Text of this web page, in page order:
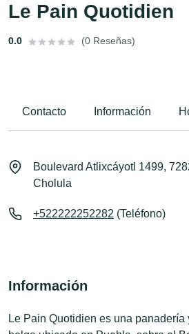
Le Pain Quotidien
0.0 (0 Reseñas)
Contacto Información
Boulevard Atlixcáyotl 1499,
Cholula
+522222252282 (Teléfono)
Información
Le Pain Quotidien es una panadería